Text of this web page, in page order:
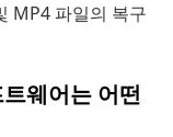
MP4 파일의 복구
웨어는 어떤